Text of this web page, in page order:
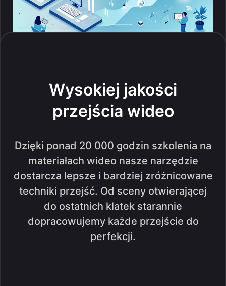
Wysokiej jakości
przejścia wideo
Dzięki ponad 20 000 godzin szkolenia na
materiałach wideo nasze narzędzie
dostarcza lepsze i bardziej zróżnicowane
techniki przejść. Od sceny otwierającej
do ostatnich klatek starannie
dopracowujemy każde przejście do
perfekcji.